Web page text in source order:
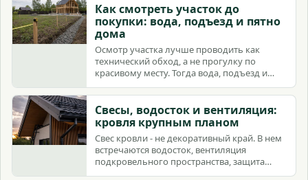
Как смотреть участок до
покупки: вода, подъезд и пятно
дома
Осмотр участка лучше проводить как
технический обход, а не прогулку по
красивому месту. Тогда вода, подъезд и
пятно дома становятся видны до сделки.
Свесы, водосток и вентиляция:
кровля крупным планом
Свес кровли - не декоративный край. В нем
встречаются водосток, вентиляция
подкровельного пространства, защита
фасада и зимняя эксплуатация.